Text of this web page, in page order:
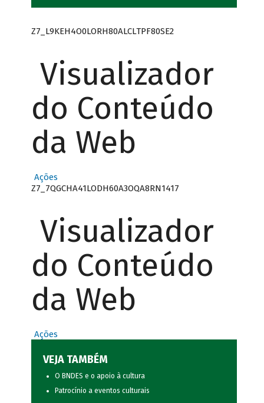
Z7_L9KEH4O0LORH80ALCLTPF80SE2
Visualizador
do Conteúdo
da Web
Ações
Z7_7QGCHA41LODH60A3OQA8RN1417
Visualizador
do Conteúdo
da Web
Ações
VEJA TAMBÉM
O BNDES e o apoio à cultura
Patrocínio a eventos culturais